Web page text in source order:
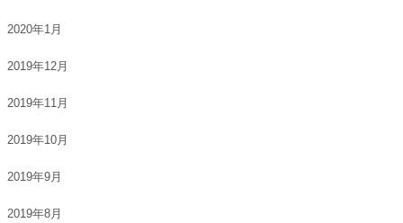
2020年1月
2019年12月
2019年11月
2019年10月
2019年9月
2019年8月